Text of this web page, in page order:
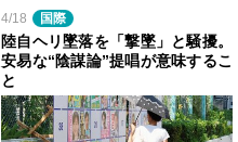
4/18 国際
陸自ヘリ墜落を「撃墜」と騒擾。
安易な“陰謀論”提唱が意味するこ
と